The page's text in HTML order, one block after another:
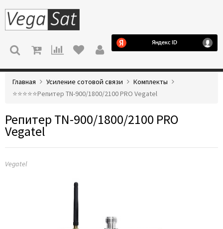
МЕНЮ
Главная Усиление сотовой связи
Комплекты
⭐️⭐️⭐️⭐️⭐️Репитер TN-900/1800/2100 PRO Vegatel
Репитер TN-900/1800/2100 PRO
Vegatel
Vegatel